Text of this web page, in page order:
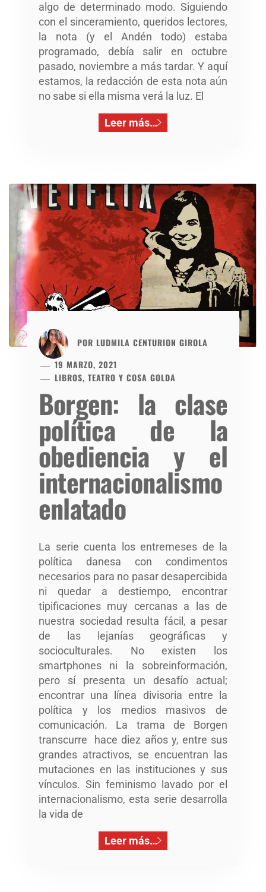
algo de determinado modo. Siguiendo
con el sinceramiento, queridos lectores,
la nota (y el Andén todo) estaba
programado, debía salir en octubre
pasado, noviembre a más tardar. Y aquí
estamos, la redacción de esta nota aún
no sabe si ella misma verá la luz. El
Leer más…
POR LUDMILA CENTURION GIROLA
19 MARZO, 2021
LIBROS, TEATRO Y COSA GOLDA
Borgen: la clase
política de la
obediencia y el
internacionalismo
enlatado
La serie cuenta los entremeses de la
política danesa con condimentos
necesarios para no pasar desapercibida
ni quedar a destiempo, encontrar
tipificaciones muy cercanas a las de
nuestra sociedad resulta fácil, a pesar
de las lejanías geográficas y
socioculturales. No existen los
smartphones ni la sobreinformación,
pero sí presenta un desafío actual;
encontrar una línea divisoria entre la
política y los medios masivos de
comunicación. La trama de Borgen
transcurre hace diez años y, entre sus
grandes atractivos, se encuentran las
mutaciones en las instituciones y sus
vínculos. Sin feminismo lavado por el
internacionalismo, esta serie desarrolla
la vida de
Leer más…